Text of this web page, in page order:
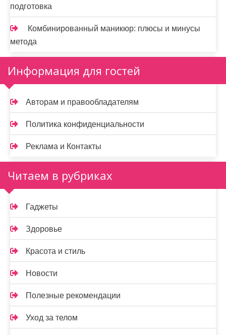
подготовка
Комбинированный маникюр: плюсы и минусы
метода
Информация для гостей
Авторам и правообладателям
Политика конфиденциальности
Реклама и Контакты
Читаем в рубриках
Гаджеты
Здоровье
Красота и стиль
Новости
Полезные рекомендации
Уход за телом